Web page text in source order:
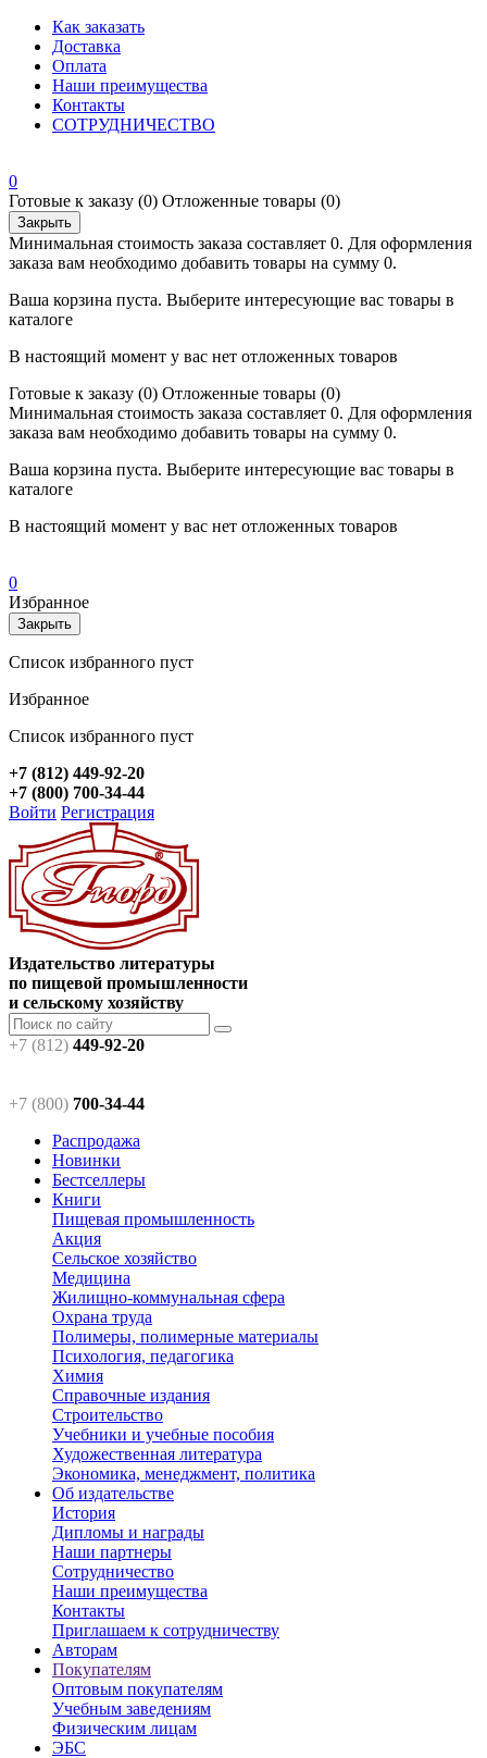
Как заказать
Доставка
Оплата
Наши преимущества
Контакты
СОТРУДНИЧЕСТВО
0
Готовые к заказу (0) Отложенные товары (0)
Закрыть
Минимальная стоимость заказа составляет 0. Для оформления
заказа вам необходимо добавить товары на сумму 0.
Ваша корзина пуста. Выберите интересующие вас товары в
каталоге
В настоящий момент у вас нет отложенных товаров
Готовые к заказу (0) Отложенные товары (0)
Минимальная стоимость заказа составляет 0. Для оформления
заказа вам необходимо добавить товары на сумму 0.
Ваша корзина пуста. Выберите интересующие вас товары в
каталоге
В настоящий момент у вас нет отложенных товаров
0
Избранное
Закрыть
Список избранного пуст
Избранное
Список избранного пуст
+7 (812) 449-92-20
+7 (800) 700-34-44
Войти Регистрация
Издательство литературы
по пищевой промышленности
и сельскому хозяйству
+7 (812) 449-92-20
+7 (800) 700-34-44
Распродажа
Новинки
Бестселлеры
Книги
Пищевая промышленность
Акция
Сельское хозяйство
Медицина
Жилищно-коммунальная сфера
Охрана труда
Полимеры, полимерные материалы
Психология, педагогика
Химия
Справочные издания
Строительство
Учебники и учебные пособия
Художественная литература
Экономика, менеджмент, политика
Об издательстве
История
Дипломы и награды
Наши партнеры
Сотрудничество
Наши преимущества
Контакты
Приглашаем к сотрудничеству
Авторам
Покупателям
Оптовым покупателям
Учебным заведениям
Физическим лицам
ЭБС